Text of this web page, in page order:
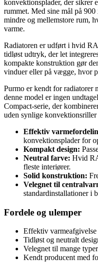
konvektionsplader, der
rummet. Med sine mål på
mindre og mellemstore rum,
varme.
Radiatoren er udført i hvid
tidløst udtryk, der let
kompakte konstruktion gør
vinduer eller på vægge, hvor
Purmo er kendt for radiatorer
denne model er ingen
Compact-serie, der
uden synlige konvektionsriller
Effektiv
konvektionsplader for
Kompakt design:
Neutral farve: Hvid
fleste interiører.
Solid konstruktion:
Velegnet til
standardinstallationer i
Fordele og ulemper
Effektiv
Tidløst og neutralt
Velegnet til mange
Kendt producent med